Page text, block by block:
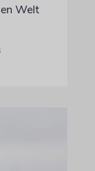
Welt